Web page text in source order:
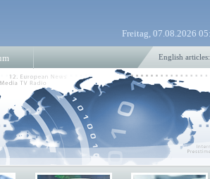
Freitag, 07.08.2026
English articles: